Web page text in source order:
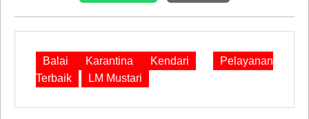
Balai Karantina Kendari
Pelayanan
Terbaik
LM Mustari